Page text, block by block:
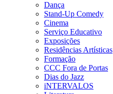
Dança
Stand-Up Comedy
Cinema
Serviço Educativo
Exposições
Residências Artísticas
Formação
CCC Fora de Portas
Dias do Jazz
iNTERVALOS